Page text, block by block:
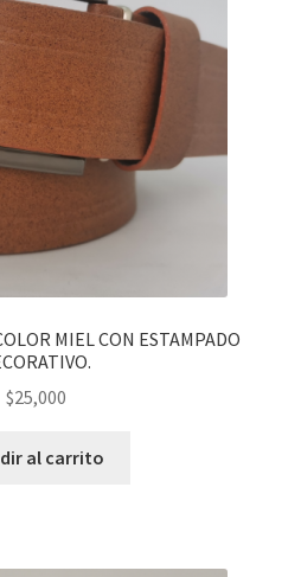
MIEL CON ESTAMPADO
$25,000
al carrito